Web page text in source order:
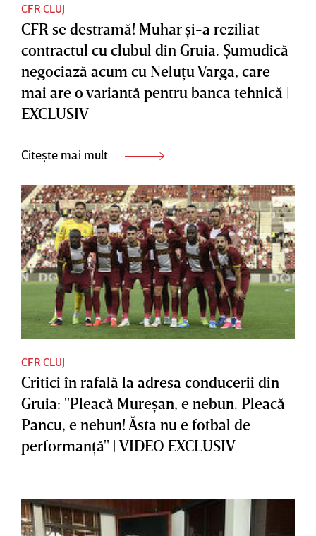
CFR CLUJ
CFR se destramă! Muhar şi-a reziliat
contractul cu clubul din Gruia. Şumudică
negociază acum cu Neluţu Varga, care
mai are o variantă pentru banca tehnică |
EXCLUSIV
Citește mai mult
CFR CLUJ
Critici în rafală la adresa conducerii din
Gruia: "Pleacă Mureşan, e nebun. Pleacă
Pancu, e nebun! Ăsta nu e fotbal de
performanţă" | VIDEO EXCLUSIV